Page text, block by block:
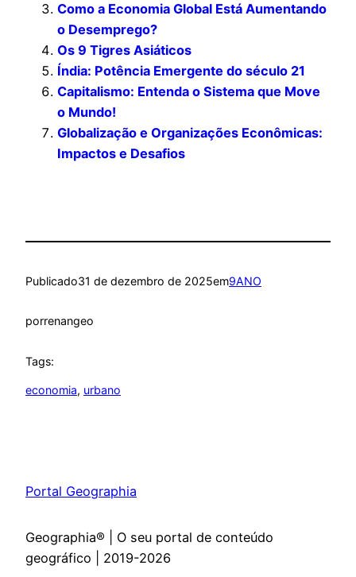
Como a Economia Global Está Aumentando
o Desemprego?
Os 9 Tigres Asiáticos
Índia: Potência Emergente do século 21
Capitalismo: Entenda o Sistema que Move
o Mundo!
Globalização e Organizações Econômicas:
Impactos e Desafios
Publicado31 de dezembro de 2025em9ANO
porrenangeo
Tags:
economia, urbano
Portal Geographia
Geographia® | O seu portal de conteúdo
geográfico | 2019-2026